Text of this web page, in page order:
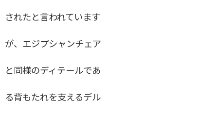
Vegaチェア
EGYPTIAN CHAIR
ドロップリーフテーブルDL81C
されたと言われています
が、エジプシャンチェア
と同様のディテールであ
る背もたれを支えるデル